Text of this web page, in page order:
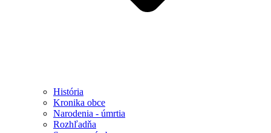
História
Kronika obce
Narodenia - úmrtia
Rozhľadňa